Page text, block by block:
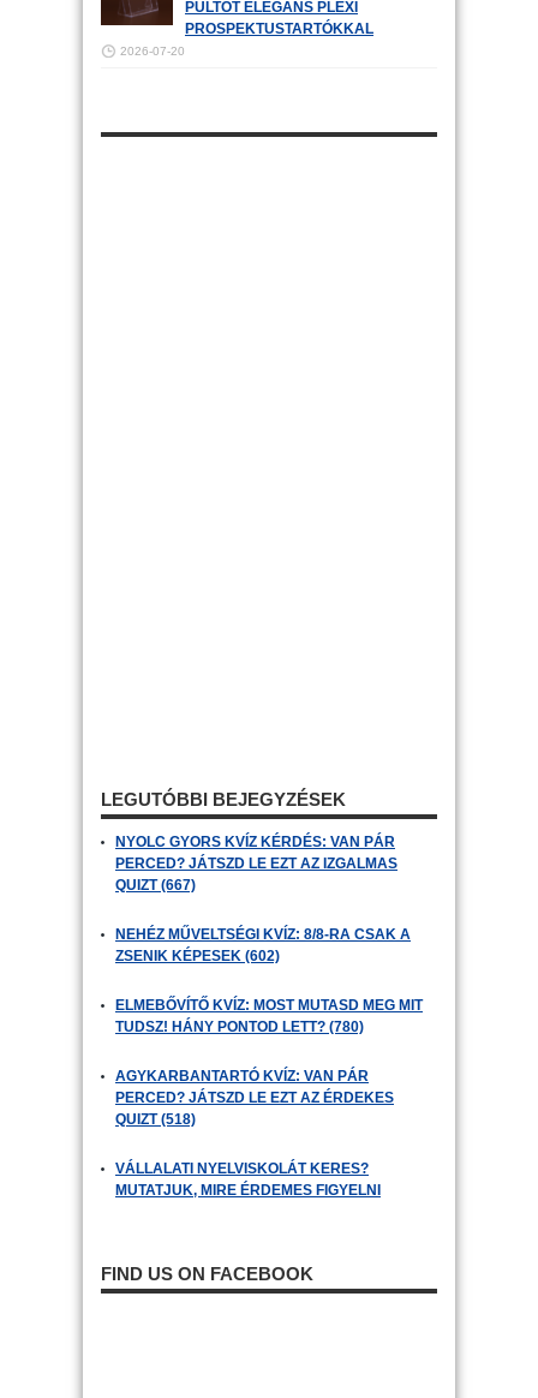
PULTOT ELEGÁNS PLEXI
PROSPEKTUSTARTÓKKAL
2026-07-20
LEGUTÓBBI BEJEGYZÉSEK
NYOLC GYORS KVÍZ KÉRDÉS: VAN PÁR
PERCED? JÁTSZD LE EZT AZ IZGALMAS
QUIZT (667)
NEHÉZ MŰVELTSÉGI KVÍZ: 8/8-RA CSAK A
ZSENIK KÉPESEK (602)
ELMEBŐVÍTŐ KVÍZ: MOST MUTASD MEG MIT
TUDSZ! HÁNY PONTOD LETT? (780)
AGYKARBANTARTÓ KVÍZ: VAN PÁR
PERCED? JÁTSZD LE EZT AZ ÉRDEKES
QUIZT (518)
VÁLLALATI NYELVISKOLÁT KERES?
MUTATJUK, MIRE ÉRDEMES FIGYELNI
FIND US ON FACEBOOK